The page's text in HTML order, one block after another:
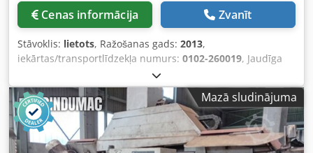
Cenas informācija Zvanīt
Stāvoklis: lietots, Ražošanas gads: 2013,
iekārtas/transportlīdzekļa numurs: 0102-260019, Jaudīga
slīpējzāģe, kas paredzēta prasīgam tērauda un profilu
apstrādei. Dkodpszl S Dcofx Aprsr BEHRINGER HBP 410-
723G ir izturīga, augstas veiktspējas slīpējzāģe, kas
paredzēta precīzai taisnas un slīpas griešanai masīvā
materiālā, caurulēs, profilās un balstu konstrukcijās.
Pateicoties tās izturīgajai, izliecam izturīgajai čuguna
Mazā sludinājuma